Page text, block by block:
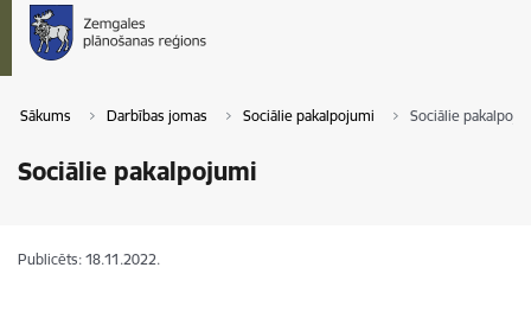
Sākums Darbības jomas Sociālie pakalpojumi Sociālie
Sociālie pakalpojumi
Publicēts: 18.11.2022.